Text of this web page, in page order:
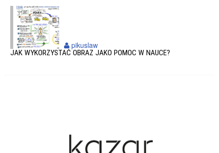
JAK WYKORZYSTAĆ OBRAZ JAKO POMOC W NAUCE?
pikuslaw